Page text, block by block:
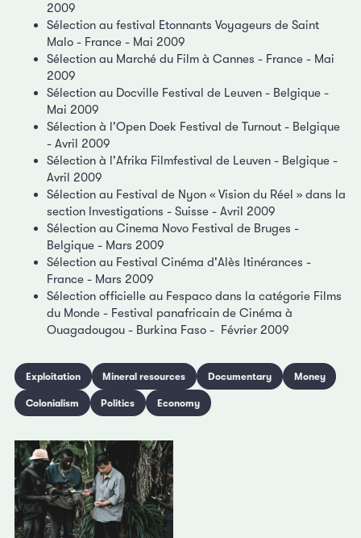
2009
Sélection au festival Etonnants Voyageurs de Saint
Malo - France - Mai 2009
Sélection au Marché du Film à Cannes - France - Mai
2009
Sélection au Docville Festival de Leuven - Belgique -
Mai 2009
Sélection à l'Open Doek Festival de Turnout - Belgique
- Avril 2009
Sélection à l'Afrika Filmfestival de Leuven - Belgique -
Avril 2009
Sélection au Festival de Nyon « Vision du Réel » dans la
section Investigations - Suisse - Avril 2009
Sélection au Cinema Novo Festival de Bruges -
Belgique - Mars 2009
Sélection au Festival Cinéma d'Alès Itinérances -
France - Mars 2009
Sélection officielle au Fespaco dans la catégorie Films
du Monde - Festival panafricain de Cinéma à
Ouagadougou - Burkina Faso - Février 2009
Exploitation Mineral resources Documentary Money
Colonialism Politics Economy